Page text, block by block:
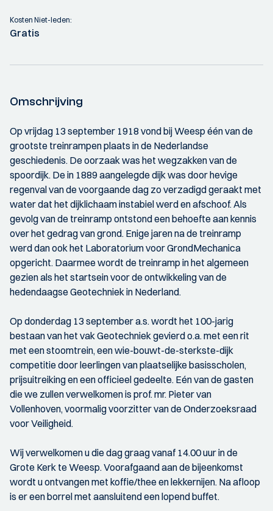
Kosten Niet-leden:
Gratis
Omschrijving
Op vrijdag 13 september 1918 vond bij Weesp één van de
grootste treinrampen plaats in de Nederlandse
geschiedenis. De oorzaak was het wegzakken van de
spoordijk. De in 1889 aangelegde dijk was door hevige
regenval van de voorgaande dag zo verzadigd geraakt met
water dat het dijklichaam instabiel werd en afschoof. Als
gevolg van de treinramp ontstond een behoefte aan kennis
over het gedrag van grond. Enige jaren na de treinramp
werd dan ook het Laboratorium voor GrondMechanica
opgericht. Daarmee wordt de treinramp in het algemeen
gezien als het startsein voor de ontwikkeling van de
hedendaagse Geotechniek in Nederland.
Op donderdag 13 september a.s. wordt het 100-jarig
bestaan van het vak Geotechniek gevierd o.a. met een rit
met een stoomtrein, een wie-bouwt-de-sterkste-dijk
competitie door leerlingen van plaatselijke basisscholen,
prijsuitreiking en een officieel gedeelte. Eén van de gasten
die we zullen verwelkomen is prof. mr. Pieter van
Vollenhoven, voormalig voorzitter van de Onderzoeksraad
voor Veiligheid.
Wij verwelkomen u die dag graag vanaf 14.00 uur in de
Grote Kerk te Weesp. Voorafgaand aan de bijeenkomst
wordt u ontvangen met koffie/thee en lekkernijen. Na afloop
is er een borrel met aansluitend een lopend buffet.